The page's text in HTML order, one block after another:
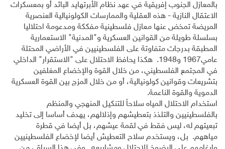
بالمعازل الجنوب إفريقية في عهد نظام الأبرتهايد البائد أو بمعسكرات
الاعتقال النازية - هذه العقلية والممارسات الكولونيالية العنصرية
المريضة تمخض عنها معازل فلسطينية مفككة ومدعومة احتلاليا
بسلسلة طويلة من القوانين العسكرية و"المدنية" الاستعمارية
المطبقة بدرجات متفاوتة على الفلسطينيين في الأراضي المحتلة
عامي1967 و1948. هكذا يحافظ الاحتلال على "الاستقرار" الداخلي
في المجتمع الفلسطيني، من خلال القوة والإخضاع المغلفين
بتشريعات وقوانين كولونيالية، أو من خلال المزج بين القوة العسكرية
الدموية والقوة الناعمة.
استخدام الاحتلال المياه سلاحاً للتنكيل المنهجي والمنظم
بالفلسطينيين والتلذذ بتعطيشهم وإذلالهم، يهدف أساسا إلى تخليد
تبعيتهم له، ليس فقط في لقمة عيشهم، بل أيضا في قطرة
مياههم. بل، ويستخدم سلاح التعطيش أيضا لإخضاع الفلسطينيين